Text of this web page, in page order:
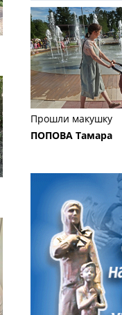
Прошли макушку
ПОПОВА Тамара